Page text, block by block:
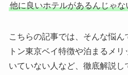
他に良いホテルがあるんじゃ
こちらの記事では、そんな悩
トン東京ベイ特徴や泊まるメ
いていない人など、徹底解説し